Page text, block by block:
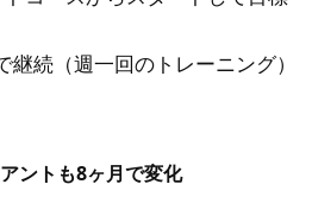
続（週一回のトレーニング）
ントも8ヶ月で変化